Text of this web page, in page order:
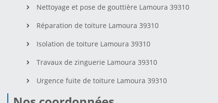
Nettoyage et pose de gouttière Lamoura 39310
Réparation de toiture Lamoura 39310
Isolation de toiture Lamoura 39310
Travaux de zinguerie Lamoura 39310
Urgence fuite de toiture Lamoura 39310